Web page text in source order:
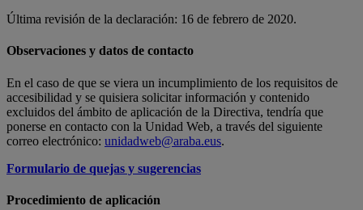
Última revisión de la declaración: 16 de febrero de 2020.
Observaciones y datos de contacto
En el caso de que se viera un incumplimiento de los requisitos de
accesibilidad y se quisiera solicitar información y contenido
excluidos del ámbito de aplicación de la Directiva, tendría que
ponerse en contacto con la Unidad Web, a través del siguiente
correo electrónico: unidadweb@araba.eus.
Formulario de quejas y sugerencias
Procedimiento de aplicación